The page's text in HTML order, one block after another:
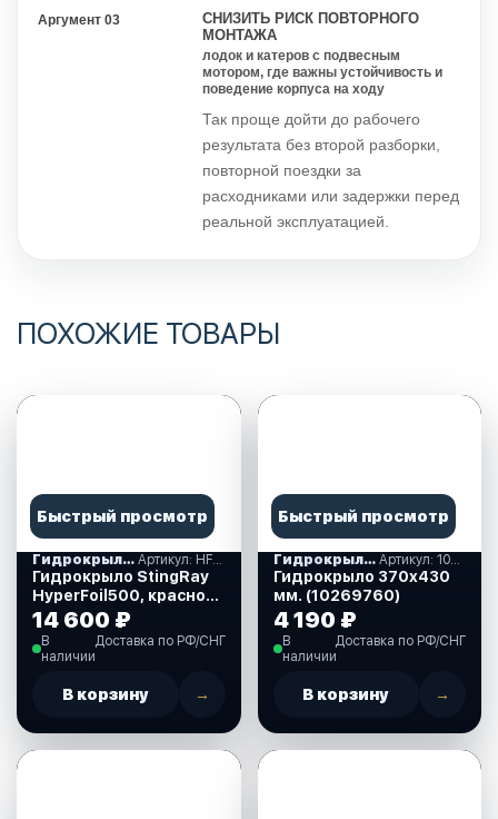
Аргумент 03
СНИЗИТЬ РИСК ПОВТОРНОГО
МОНТАЖА
лодок и катеров с подвесным
мотором, где важны устойчивость и
поведение корпуса на ходу
Так проще дойти до рабочего
результата без второй разборки,
повторной поездки за
расходниками или задержки перед
реальной эксплуатацией.
ПОХОЖИЕ ТОВАРЫ
Быстрый просмотр
Гидрокрылья Артикул: HF500
Гидрокрыло StingRay
HyperFoil500, красное
(HF500)
14 600 ₽
В
наличии
Доставка по РФ/СНГ
В корзину →
Быстрый просмотр
Гидрокрылья Артикул: 10269760
Гидрокрыло 370х430
мм. (10269760)
4 190 ₽
В
наличии
Доставка по РФ/СНГ
В корзину →